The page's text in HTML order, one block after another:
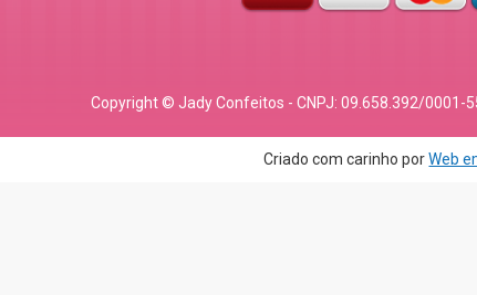
Copyright © Jady Confeitos - CNPJ: 09.658.392/0001-
Criado com carinho porWeb